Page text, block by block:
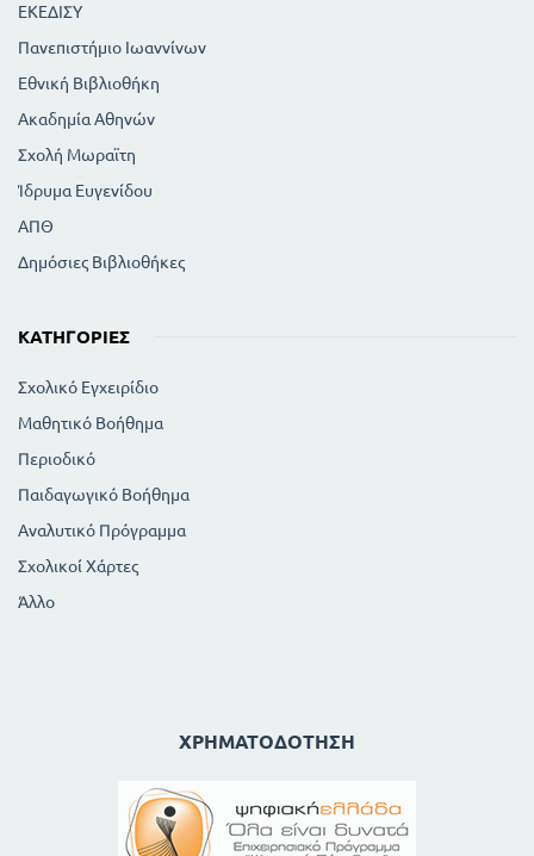
ΕΚΕΔΙΣΥ
Πανεπιστήμιο Ιωαννίνων
Εθνική Βιβλιοθήκη
Ακαδημία Αθηνών
Σχολή Μωραϊτη
Ίδρυμα Ευγενίδου
ΑΠΘ
Δημόσιες Βιβλιοθήκες
ΚΑΤΗΓΟΡΊΕΣ
Σχολικό Εγχειρίδιο
Μαθητικό Βοήθημα
Περιοδικό
Παιδαγωγικό Βοήθημα
Αναλυτικό Πρόγραμμα
Σχολικοί Χάρτες
Άλλο
ΧΡΗΜΑΤΟΔΌΤΗΣΗ